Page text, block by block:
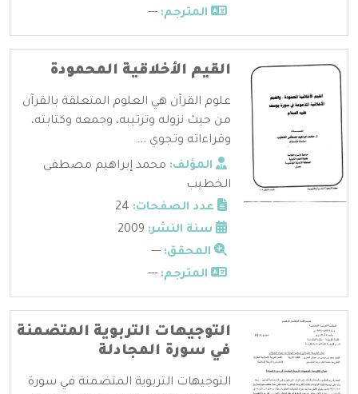
المترجم: ---
القيم الأخلاقية المحمودة
علوم القرآن هي العلوم المتعلقة بالقرآن
من حيث نزوله وترتيبه، وجمعه وكتابته،
وقراءاته وتجوي ...
المؤلف: محمد إبراهيم مصطفى
الخطيب
عدد الصفحات:
سنة النشر:
المحقق: ---
المترجم: ---
التوجيهات التربوية المتضمنة
في سورة المجادلة
التوجيهات التربوية المتضمنة في سورة